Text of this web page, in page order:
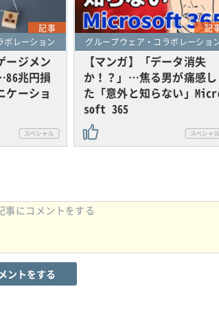
記事
ボレーション
ージメン
兆円損
ケーショ
記
グループウェア・コラボレーショ
【マンガ】「データ消失
か！？」…焦る男が痛感し
た「意外と知らない」
soft 365
ントをする